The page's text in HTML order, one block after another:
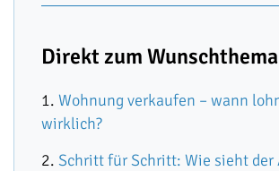
Direkt zum Wunschthema
Wohnung verkaufen – wann
wirklich?
Schritt für Schritt: Wie sieht der